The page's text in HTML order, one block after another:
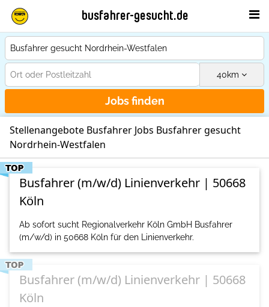
busfahrer-gesucht.de
40km
Jobs finden
Stellenangebote Busfahrer Jobs Busfahrer gesucht
Nordrhein-Westfalen
Busfahrer (m/w/d) Linienverkehr | 50668
Köln
Ab sofort sucht Regionalverkehr Köln GmbH Busfahrer
(m/w/d) in 50668 Köln für den Linienverkehr.
Busfahrer (m/w/d) Linienverkehr | 50668
Köln